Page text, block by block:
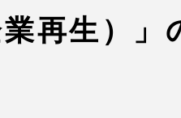
再生）」